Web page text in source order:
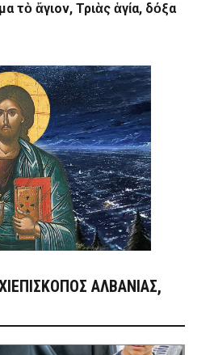
τὸ ἅγιον, Τριὰς ἁγία, δόξα
ΑΛΒΑΝΊΑΣ,